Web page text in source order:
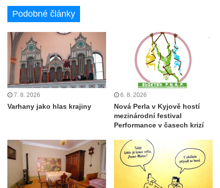
Podobné články
7. 8. 2026
Varhany jako hlas krajiny
6. 8. 2026
Nová Perla v Kyjově hostí
mezinárodní festival
Performance v časech krizí